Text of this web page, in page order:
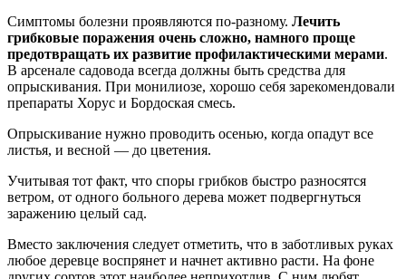
Симптомы болезни проявляются по-разному. Лечить
грибковые поражения очень сложно, намного проще
предотвращать их развитие профилактическими мерами.
В арсенале садовода всегда должны быть средства для
опрыскивания. При монилиозе, хорошо себя зарекомендовали
препараты Хорус и Бордоская смесь.
Опрыскивание нужно проводить осенью, когда опадут все
листья, и весной — до цветения.
Учитывая тот факт, что споры грибков быстро разносятся
ветром, от одного больного дерева может подвергнуться
заражению целый сад.
Вместо заключения следует отметить, что в заботливых руках
любое деревце воспрянет и начнет активно расти. На фоне